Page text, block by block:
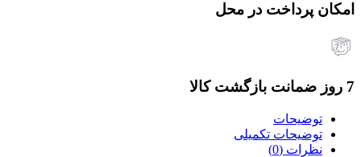
امکان پرداخت در محل
7 روز ضمانت بازگشت کالا
توضیحات
توضیحات تکمیلی
نظرات (0)